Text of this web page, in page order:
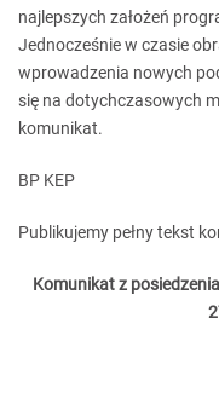
najlepszych założeń
Jednocześnie w czasie
wprowadzenia nowych
się na dotychczasowych
komunikat.
BP KEP
Publikujemy pełny tekst
Komunikat z